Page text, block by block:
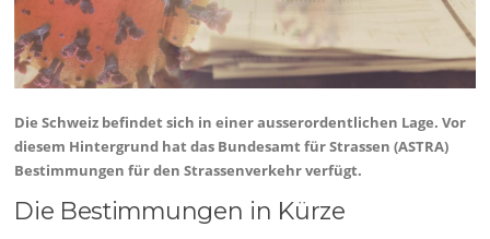
Die Schweiz befindet sich in einer ausserordentlichen Lage. Vor
diesem Hintergrund hat das Bundesamt für Strassen (ASTRA)
Bestimmungen für den Strassenverkehr verfügt.
Die Bestimmungen in Kürze